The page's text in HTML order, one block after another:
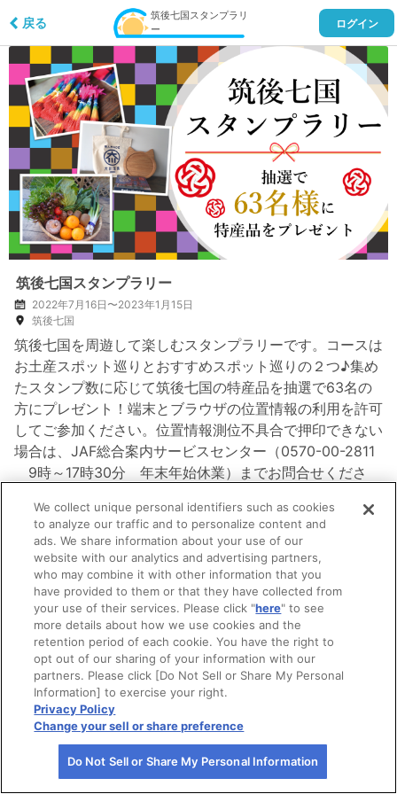
戻る
筑後七国スタンプラリ
ー
ログイン
筑後七国スタンプラリー
2022年7月16日〜2023年1月15日
筑後七国
筑後七国を周遊して楽しむスタンプラリーです。コースは
お土産スポット巡りとおすすめスポット巡りの２つ♪集め
たスタンプ数に応じて筑後七国の特産品を抽選で63名の
方にプレゼント！端末とブラウザの位置情報の利用を許可
してご参加ください。位置情報測位不具合で押印できない
場合は、JAF総合案内サービスセンター（0570-00-2811
9時～17時30分　年末年始休業）までお問合せくださ
▼スタンプラリーはこちら▼
筑後七国 お土産スポット巡り
未参加 0
筑後七国おすすめスポット巡り
We collect unique personal identifiers such as cookies
to analyze our traffic and to personalize content and
ads. We share information about your use of our
website with our analytics and advertising partners,
who may combine it with other information that you
have provided to them or that they have collected from
your use of their services. Please click "here" to see
more details about how we use cookies and the
retention period of each cookie. You have the right to
opt out of our sharing of your information with our
partners. Please click [Do Not Sell or Share My Personal
Information] to exercise your right.
Privacy Policy
Change your sell or share preference
Do Not Sell or Share My Personal Information